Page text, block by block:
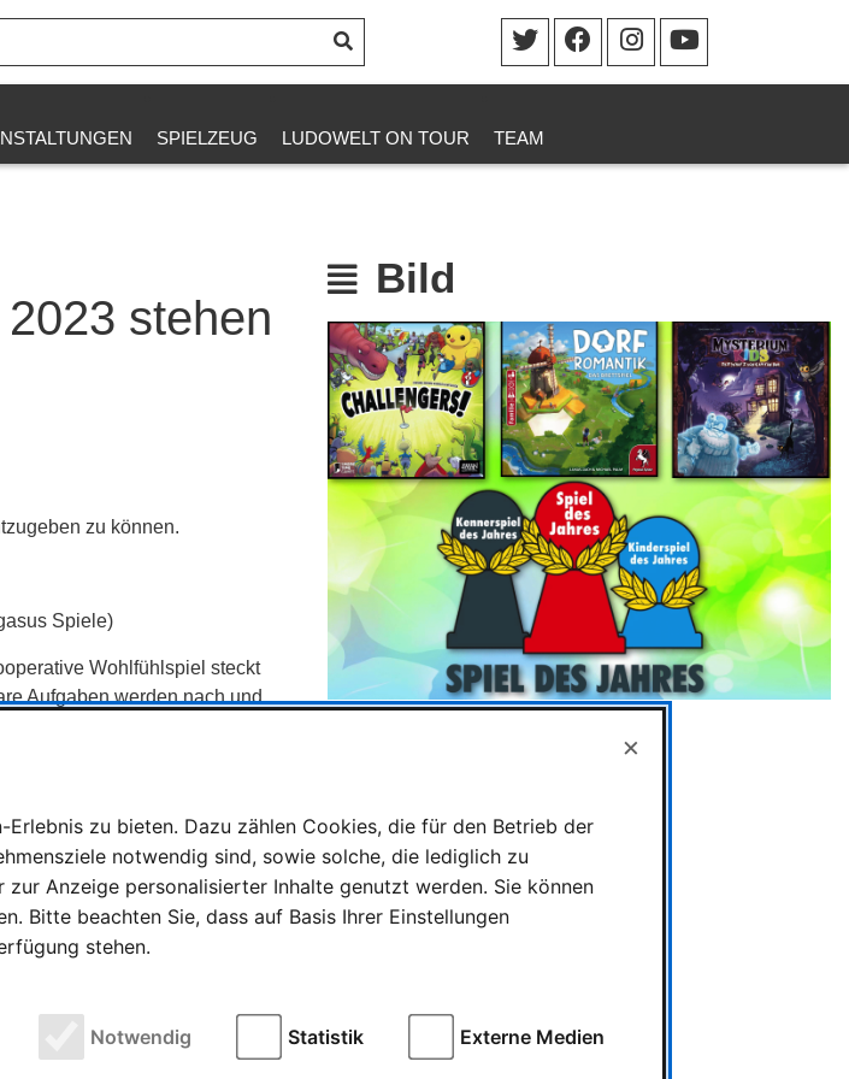
SPIELZEUG LUDOWELT ON TOUR TEAM
stehen
zu können.
Spiele)
Wohlfühlspiel steckt
Aufgaben werden nach und
Puzzelei hat mal der eine,
wie das Spiel erklärt ist, findet
/ Space Cow)
der Herausforderung,
Atmosphäre. Wenn die
war, ist die Freude groß.
Bild
Spieletests
News
Messe und Veranstaltungen
Team
×
zu bieten. Dazu zählen Cookies, die für den Betrieb der
notwendig sind, sowie solche, die lediglich zu
Anzeige personalisierter Inhalte genutzt werden. Sie können
Bitte beachten Sie, dass auf Basis Ihrer Einstellungen
stehen.
Notwendig Statistik Externe Medien